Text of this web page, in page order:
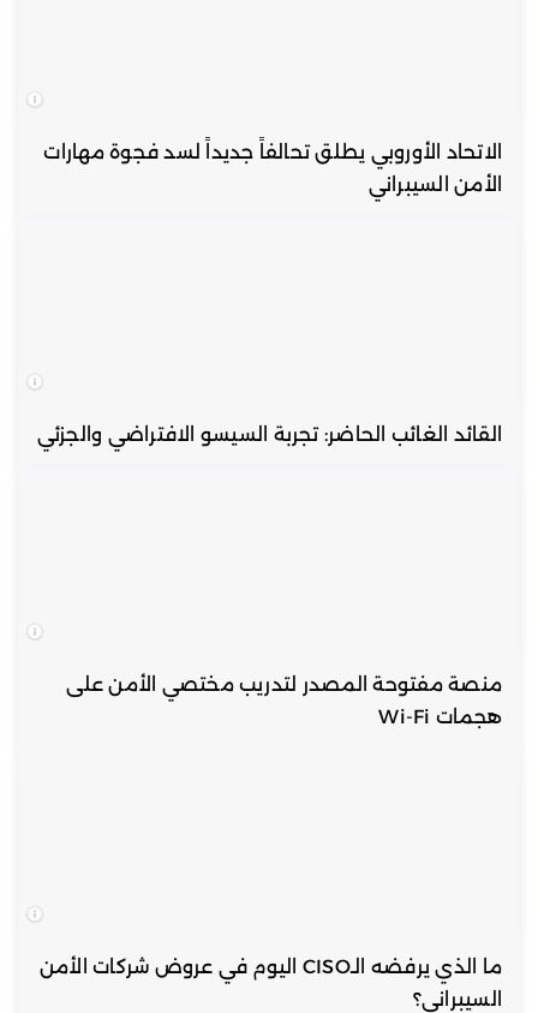
الاتحاد الأوروبي يطلق تحالفاً جديداً لسد فجوة مهارات
الأمن السيبراني
القائد الغائب الحاضر: تجربة السيسو الافتراضي والجزئي
منصة مفتوحة المصدر لتدريب مختصي الأمن على
هجمات Wi-Fi
ما الذي يرفضه الـCISO اليوم في عروض شركات الأمن
السيبراني؟